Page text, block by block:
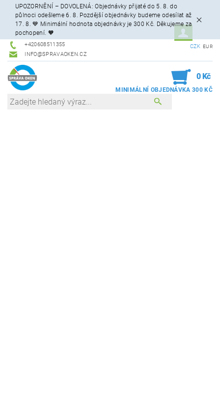
UPOZORNĚNÍ – DOVOLENÁ: Objednávky přijaté do 5. 8. do
půlnoci odešleme 6. 8. Pozdější objednávky budeme odesílat až
17. 8. 💙 Minimální hodnota objednávky je 300 Kč. Děkujeme za
pochopení. 🧡
+420608511355
INFO@SPRAVAOKEN.CZ
CZK EUR
0 Kč